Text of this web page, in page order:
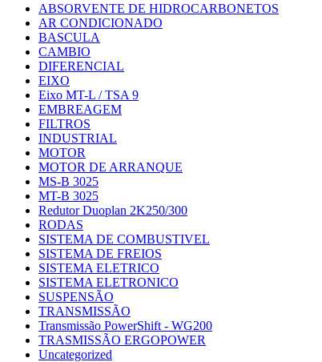
ABSORVENTE DE HIDROCARBONETOS
AR CONDICIONADO
BASCULA
CAMBIO
DIFERENCIAL
EIXO
Eixo MT-L / TSA 9
EMBREAGEM
FILTROS
INDUSTRIAL
MOTOR
MOTOR DE ARRANQUE
MS-B 3025
MT-B 3025
Redutor Duoplan 2K250/300
RODAS
SISTEMA DE COMBUSTIVEL
SISTEMA DE FREIOS
SISTEMA ELETRICO
SISTEMA ELETRONICO
SUSPENSÃO
TRANSMISSÃO
Transmissão PowerShift - WG200
TRASMISSÃO ERGOPOWER
Uncategorized